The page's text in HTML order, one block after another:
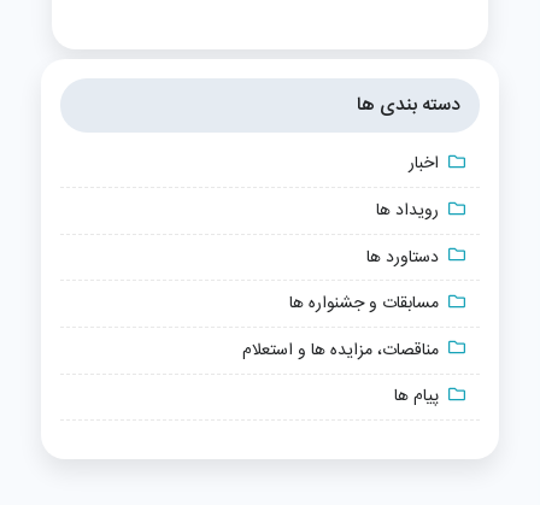
دسته بندی ها
اخبار
رویداد ها
دستاورد ها
مسابقات و جشنواره ها
مناقصات، مزایده ها و استعلام
پیام ها